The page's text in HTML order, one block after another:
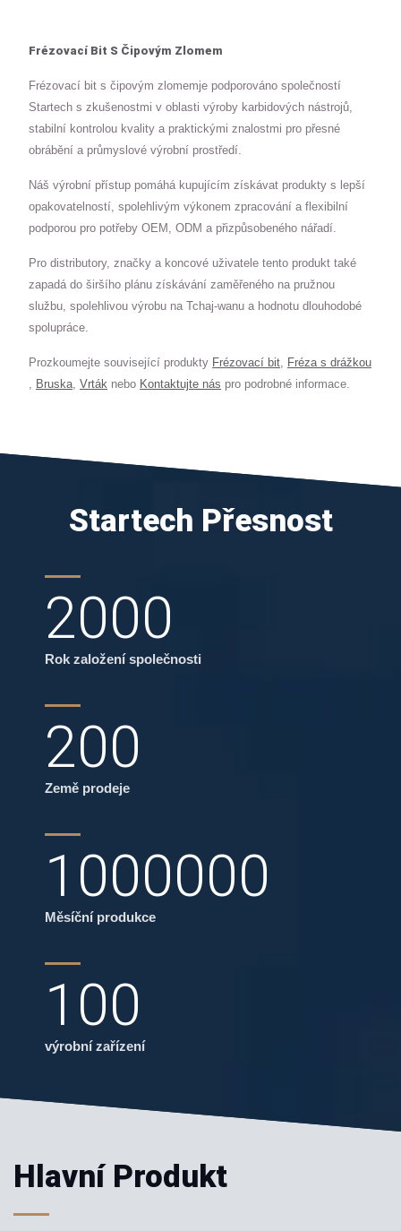
Frézovací Bit S Čipovým Zlomem
Frézovací bit s čipovým zlomemje podporováno společností
Startech s zkušenostmi v oblasti výroby karbidových nástrojů,
stabilní kontrolou kvality a praktickými znalostmi pro přesné
obrábění a průmyslové výrobní prostředí.
Náš výrobní přístup pomáhá kupujícím získávat produkty s lepší
opakovatelností, spolehlivým výkonem zpracování a flexibilní
podporou pro potřeby OEM, ODM a přizpůsobeného nářadí.
Pro distributory, značky a koncové uživatele tento produkt také
zapadá do širšího plánu získávání zaměřeného na pružnou
službu, spolehlivou výrobu na Tchaj-wanu a hodnotu dlouhodobé
spolupráce.
Prozkoumejte související produkty Frézovací bit, Fréza s drážkou
, Bruska, Vrták nebo Kontaktujte nás pro podrobné informace.
Startech Přesnost
2000
Rok založení společnosti
200
Země prodeje
1000000
Měsíční produkce
100
výrobní zařízení
Hlavní Produkt